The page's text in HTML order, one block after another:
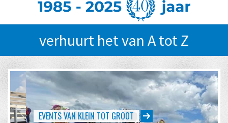
verhuurt het van A tot Z
EVENTS VAN KLEIN TOT GROOT